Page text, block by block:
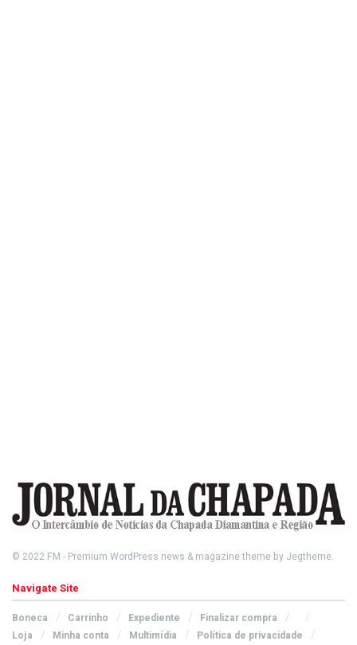
© 2022 FM - Premium WordPress news & magazine theme by Jegtheme.
Navigate Site
Boneca Carrinho Expediente
Finalizar compra
Loja
Minha conta Multimídia Política de privacidade